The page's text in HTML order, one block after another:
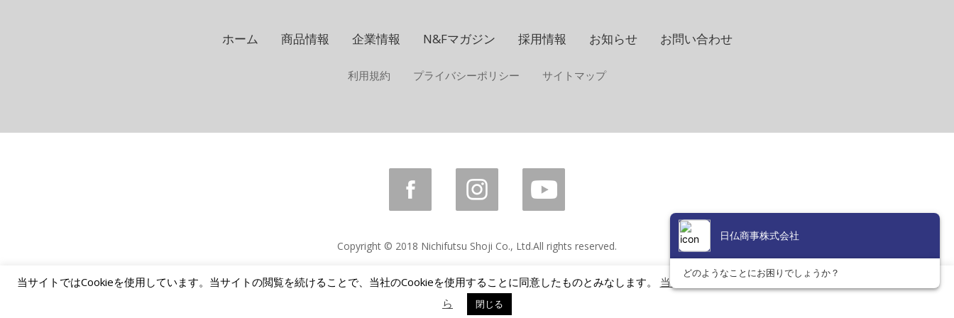
ホーム 商品情報 企業情報 N&Fマガジン 採用情報 お知らせ お問い合わせ
利用規約 プライバシーポリシー サイトマップ
Copyright © 2018 Nichifutsu Shoji Co., Ltd.All rights reserved.
当サイトではCookieを使用しています。当サイトの閲覧を続けることで、当社のCookieを使用することに同意したものとみなします。 当社のプライバシーおよびCookieに関するポリシーはこち
ら
閉じる